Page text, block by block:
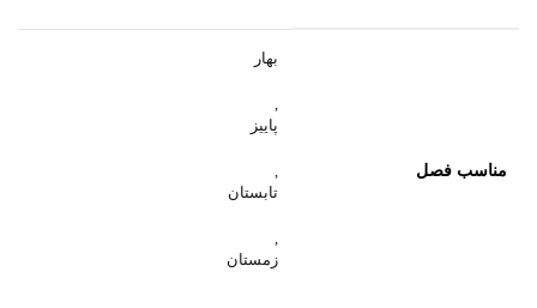
مناسب فصل
بهار
,
پاییز
,
تابستان
,
زمستان